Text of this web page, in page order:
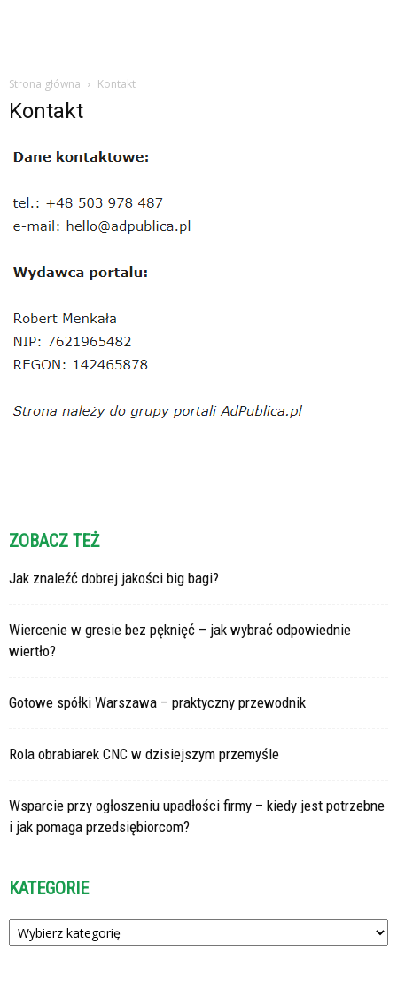
Strona główna Kontakt
Kontakt
ZOBACZ TEŻ
Jak znaleźć dobrej jakości big bagi?
Wiercenie w gresie bez pęknięć – jak wybrać odpowiednie
wiertło?
Gotowe spółki Warszawa – praktyczny przewodnik
Rola obrabiarek CNC w dzisiejszym przemyśle
Wsparcie przy ogłoszeniu upadłości firmy – kiedy jest potrzebne
i jak pomaga przedsiębiorcom?
KATEGORIE
Kategorie